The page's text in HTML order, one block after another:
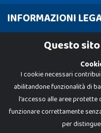
INFORMAZIONI
Cookie PolicyQuesto
I cookie necessari
abilitandone funzionalità di
l'accesso alle aree protette
funzionare correttamente
per